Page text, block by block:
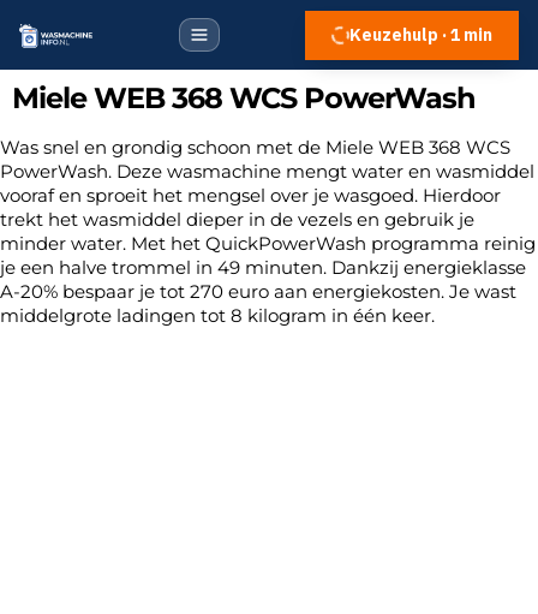
Keuzehulp · 1 min
Miele WEB 368 WCS PowerWash
Was snel en grondig schoon met de Miele WEB 368 WCS
PowerWash. Deze wasmachine mengt water en wasmiddel
vooraf en sproeit het mengsel over je wasgoed. Hierdoor
trekt het wasmiddel dieper in de vezels en gebruik je
minder water. Met het QuickPowerWash programma reinig
je een halve trommel in 49 minuten. Dankzij energieklasse
A-20% bespaar je tot 270 euro aan energiekosten. Je wast
middelgrote ladingen tot 8 kilogram in één keer.